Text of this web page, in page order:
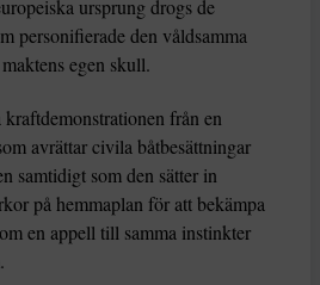
ursprung drogs de
personifierade den våldsamma
egen skull.
från en
avrättar civila båtbesättningar
samtidigt som den sätter in
på hemmaplan för att bekämpa
en appell till samma instinkter